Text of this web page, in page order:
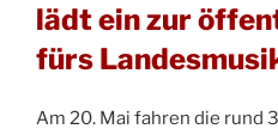
lädt ein zur
fürs
Am 20. Mai fahren die rund